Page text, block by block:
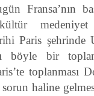
Fransa’nın
Paris şehrinde
böyle bir
toplanması
haline